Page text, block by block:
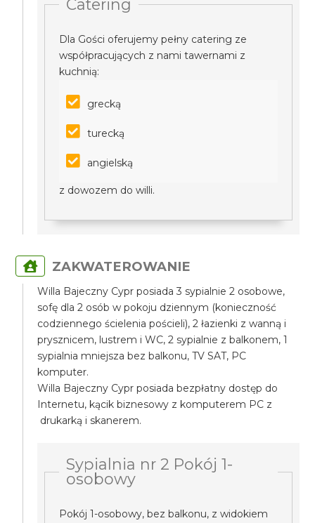
Catering
Dla Gości oferujemy pełny catering ze
współpracujących z nami tawernami z
kuchnią:
grecką
turecką
angielską
z dowozem do willi.
ZAKWATEROWANIE
Willa Bajeczny Cypr posiada 3 sypialnie 2 osobowe,
sofę dla 2 osób w pokoju dziennym (konieczność
codziennego ścielenia pościeli), 2 łazienki z wanną i
prysznicem, lustrem i WC, 2 sypialnie z balkonem, 1
sypialnia mniejsza bez balkonu, TV SAT, PC
komputer.
Willa Bajeczny Cypr posiada bezpłatny dostęp do
Internetu, kącik biznesowy z komputerem PC z
drukarką i skanerem.
Sypialnia nr 2 Pokój 1-
osobowy
Pokój 1-osobowy, bez balkonu, z widokiem